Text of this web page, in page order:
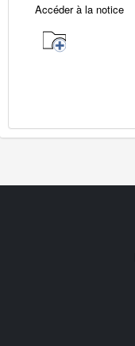
Accéder à la notice